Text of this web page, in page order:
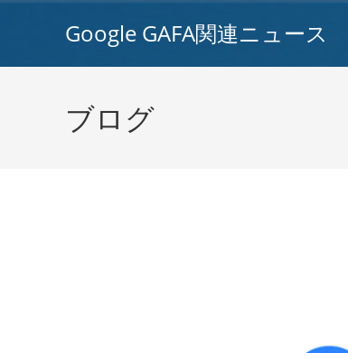
Google GAFA関連ニュース
ブログ